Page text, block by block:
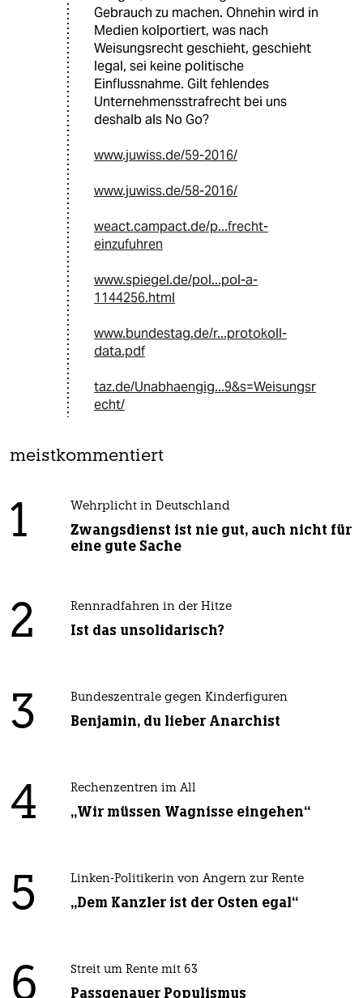
Gebrauch zu machen. Ohnehin wird in
Medien kolportiert, was nach
Weisungsrecht geschieht, geschieht
legal, sei keine politische
Einflussnahme. Gilt fehlendes
Unternehmensstrafrecht bei uns
deshalb als No Go?
www.juwiss.de/59-2016/
www.juwiss.de/58-2016/
weact.campact.de/p...frecht-
einzufuhren
www.spiegel.de/pol...pol-a-
1144256.html
www.bundestag.de/r...protokoll-
data.pdf
taz.de/Unabhaengig...9&s=Weisungsr
echt/
meistkommentiert
1 Wehrplicht in Deutschland
Zwangsdienst ist nie gut, auch nicht für
eine gute Sache
2 Rennradfahren in der Hitze
Ist das unsolidarisch?
3 Bundeszentrale gegen Kinderfiguren
Benjamin, du lieber Anarchist
4 Rechenzentren im All
„Wir müssen Wagnisse eingehen“
5 Linken-Politikerin von Angern zur Rente
„Dem Kanzler ist der Osten egal“
6 Streit um Rente mit 63
Passgenauer Populismus